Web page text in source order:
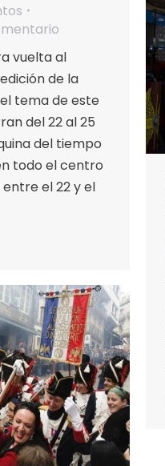
vuelta al
de la
tema de este
del 22 al 25
del tiempo
todo el centro
el 22 y el